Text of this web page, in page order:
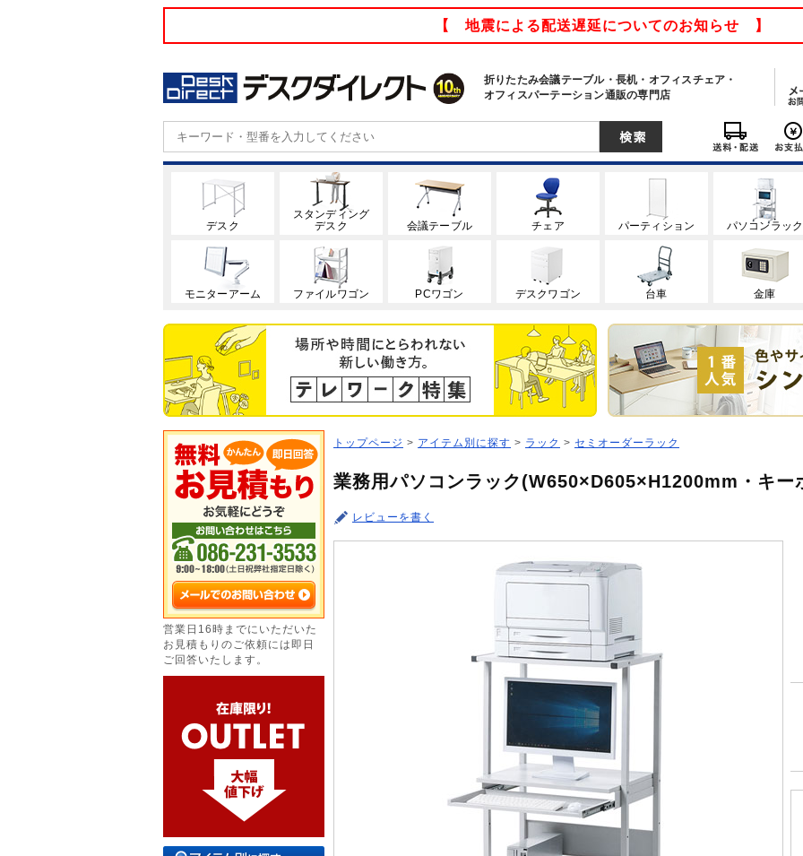
【 地震による配送遅延についてのお知らせ 】
折りたたみ会議テーブル・長机・オフィスチェア・
オフィスパーテーション通販の専門店
デスク
スタンディング
デスク
会議テーブル チェア パーティション パソコンラック
モニターアーム ファイルワゴン PCワゴン デスクワゴン 台車 金庫
営業日16時までにいただいた
お見積もりのご依頼には即日
ご回答いたします。
トップページ > アイテム別に探す > ラック > セミオーダーラック
業務用パソコンラック(W650×D605×H1200mm・キー
レビューを書く